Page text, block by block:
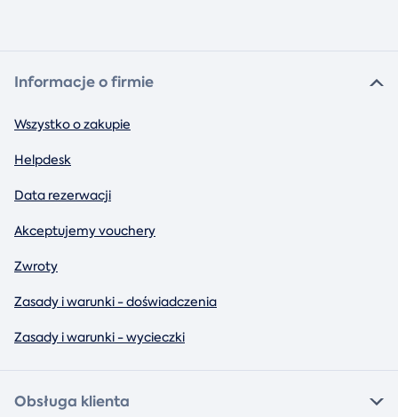
Informacje o firmie
Wszystko o zakupie
Helpdesk
Data rezerwacji
Akceptujemy vouchery
Zwroty
Zasady i warunki - doświadczenia
Zasady i warunki - wycieczki
Obsługa klienta